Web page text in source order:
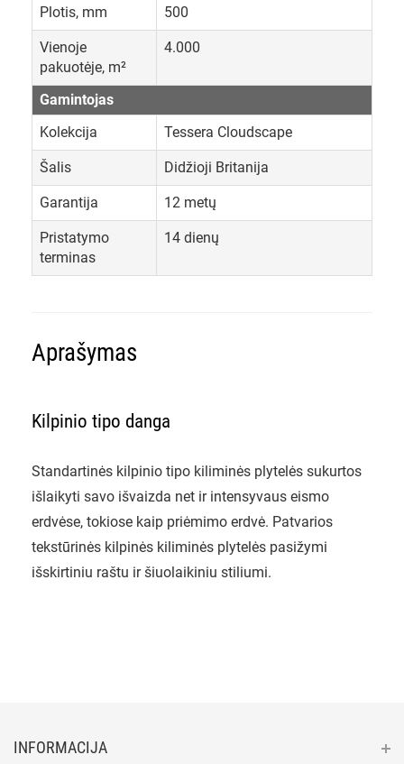
Plotis, mm 500
Vienoje
pakuotėje, m²
4.000
Gamintojas
Kolekcija
Tessera Cloudscape
Šalis Didžioji Britanija
Garantija 12 metų
Pristatymo
terminas
14 dienų
Aprašymas
Kilpinio tipo danga
Standartinės kilpinio tipo kiliminės plytelės sukurtos
išlaikyti savo išvaizda net ir intensyvaus eismo
erdvėse, tokiose kaip priėmimo erdvė. Patvarios
tekstūrinės kilpinės kiliminės plytelės pasižymi
išskirtiniu raštu ir šiuolaikiniu stiliumi.
INFORMACIJA